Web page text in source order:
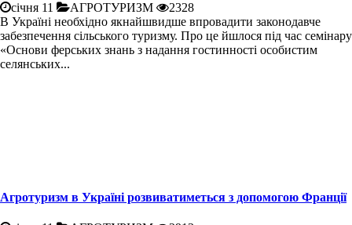
січня 11 АГРОТУРИЗМ
2328
В Україні необхідно якнайшвидше впровадити законодавче
забезпечення сільського туризму. Про це йшлося під час семінару
«Основи ферських знань з надання гостинності особистим
селянських...
Агротуризм в Україні розвиватиметься з допомогою Франції